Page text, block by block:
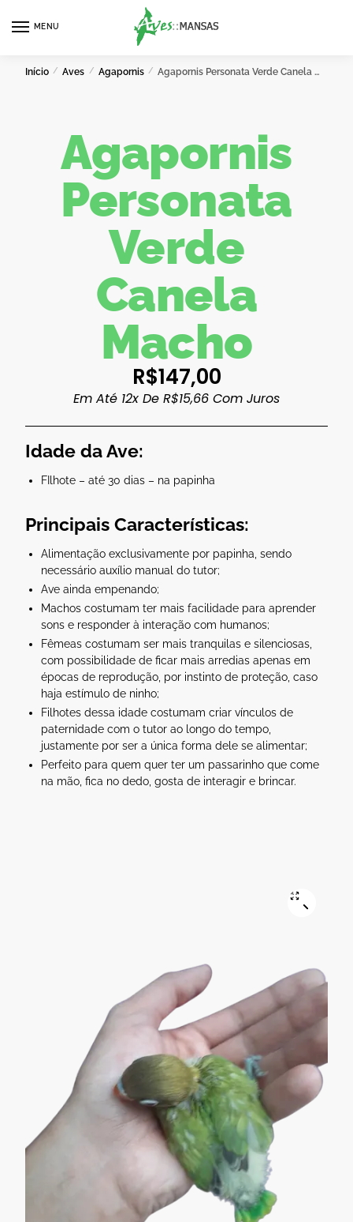
MENU
Início / Aves / Agapornis / Agapornis Personata Verde Canela Macho
Agapornis
Personata
Verde
Canela
Macho
R$147,00
Em Até 12x De R$15,66 Com Juros
Idade da Ave:
FIlhote – até 30 dias – na papinha
Principais Características:
Alimentação exclusivamente por papinha, sendo
necessário auxílio manual do tutor;
Ave ainda empenando;
Machos costumam ter mais facilidade para aprender
sons e responder à interação com humanos;
Fêmeas costumam ser mais tranquilas e silenciosas,
com possibilidade de ficar mais arredias apenas em
épocas de reprodução, por instinto de proteção, caso
haja estímulo de ninho;
Filhotes dessa idade costumam criar vínculos de
paternidade com o tutor ao longo do tempo,
justamente por ser a única forma dele se alimentar;
Perfeito para quem quer ter um passarinho que come
na mão, fica no dedo, gosta de interagir e brincar.